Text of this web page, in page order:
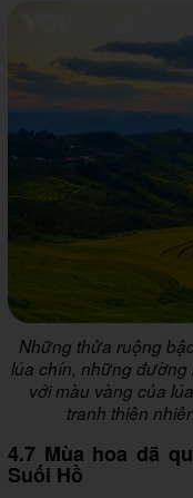
Những thửa ruộng
lúa chín, những
với màu vàng của
tranh thiên
4.7 Mùa hoa dã
Suối Hồ